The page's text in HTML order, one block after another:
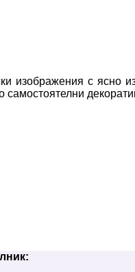
изображения с ясно